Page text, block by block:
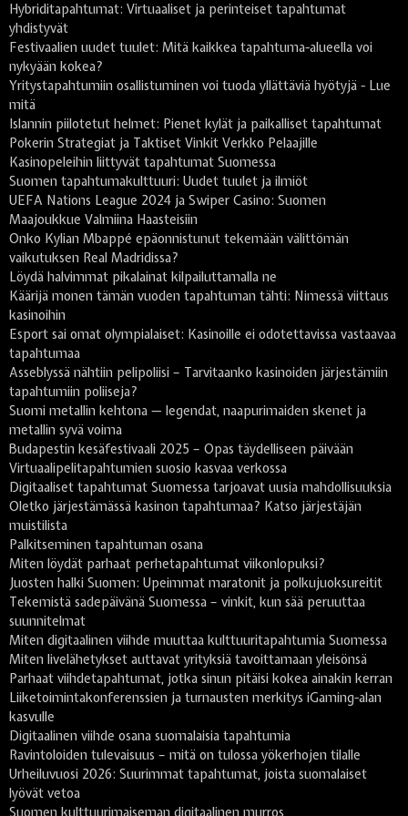
Hybriditapahtumat: Virtuaaliset ja perinteiset tapahtumat
yhdistyvät
Festivaalien uudet tuulet: Mitä kaikkea tapahtuma-alueella voi
nykyään kokea?
Yritystapahtumiin osallistuminen voi tuoda yllättäviä hyötyjä - Lue
mitä
Islannin piilotetut helmet: Pienet kylät ja paikalliset tapahtumat
Pokerin Strategiat ja Taktiset Vinkit Verkko Pelaajille
Kasinopeleihin liittyvät tapahtumat Suomessa
Suomen tapahtumakulttuuri: Uudet tuulet ja ilmiöt
UEFA Nations League 2024 ja Swiper Casino: Suomen
Maajoukkue Valmiina Haasteisiin
Onko Kylian Mbappé epäonnistunut tekemään välittömän
vaikutuksen Real Madridissa?
Löydä halvimmat pikalainat kilpailuttamalla ne
Käärijä monen tämän vuoden tapahtuman tähti: Nimessä viittaus
kasinoihin
Esport sai omat olympialaiset: Kasinoille ei odotettavissa vastaavaa
tapahtumaa
Asseblyssä nähtiin pelipoliisi – Tarvitaanko kasinoiden järjestämiin
tapahtumiin poliiseja?
Suomi metallin kehtona — legendat, naapurimaiden skenet ja
metallin syvä voima
Budapestin kesäfestivaali 2025 – Opas täydelliseen päivään
Virtuaalipelitapahtumien suosio kasvaa verkossa
Digitaaliset tapahtumat Suomessa tarjoavat uusia mahdollisuuksia
Oletko järjestämässä kasinon tapahtumaa? Katso järjestäjän
muistilista
Palkitseminen tapahtuman osana
Miten löydät parhaat perhetapahtumat viikonlopuksi?
Juosten halki Suomen: Upeimmat maratonit ja polkujuoksureitit
Tekemistä sadepäivänä Suomessa – vinkit, kun sää peruuttaa
suunnitelmat
Miten digitaalinen viihde muuttaa kulttuuritapahtumia Suomessa
Miten livelähetykset auttavat yrityksiä tavoittamaan yleisönsä
Parhaat viihdetapahtumat, jotka sinun pitäisi kokea ainakin kerran
Liiketoimintakonferenssien ja turnausten merkitys iGaming-alan
kasvulle
Digitaalinen viihde osana suomalaisia tapahtumia
Ravintoloiden tulevaisuus – mitä on tulossa yökerhojen tilalle
Urheiluvuosi 2026: Suurimmat tapahtumat, joista suomalaiset
lyövät vetoa
Suomen kulttuurimaiseman digitaalinen murros